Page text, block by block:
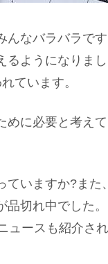
んなバラバラで
るようになりま
ています。
に必要と考え
ていますか?また
切れ中でした
ースも紹介され